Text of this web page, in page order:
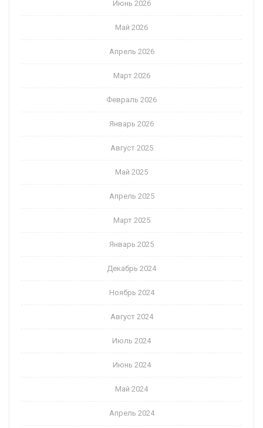
Июнь 2026
Май 2026
Апрель 2026
Март 2026
Февраль 2026
Январь 2026
Август 2025
Май 2025
Апрель 2025
Март 2025
Январь 2025
Декабрь 2024
Ноябрь 2024
Август 2024
Июль 2024
Июнь 2024
Май 2024
Апрель 2024